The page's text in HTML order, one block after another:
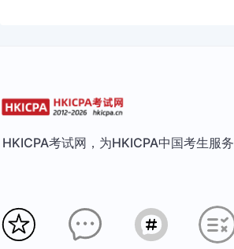
HKICPA考试网，为HKICPA中国考生服务